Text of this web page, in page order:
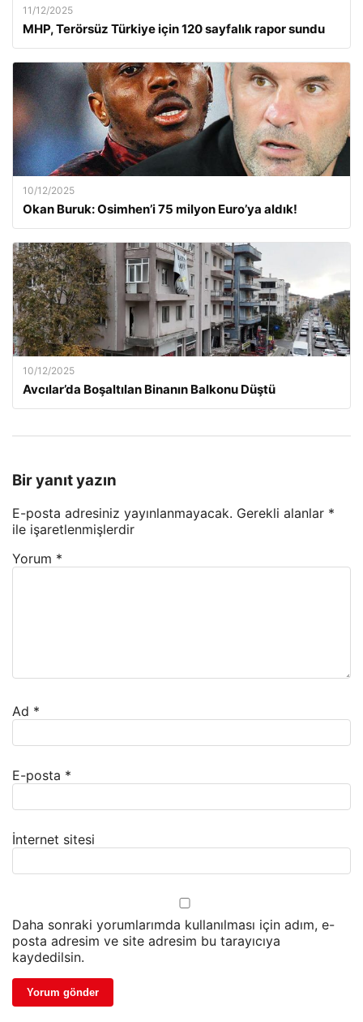
11/12/2025
MHP, Terörsüz Türkiye için 120 sayfalık rapor sundu
10/12/2025
Okan Buruk: Osimhen’i 75 milyon Euro’ya aldık!
10/12/2025
Avcılar’da Boşaltılan Binanın Balkonu Düştü
Bir yanıt yazın
E-posta adresiniz yayınlanmayacak. Gerekli alanlar *
ile işaretlenmişlerdir
Yorum *
Ad *
E-posta *
İnternet sitesi
Daha sonraki yorumlarımda kullanılması için adım, e-
posta adresim ve site adresim bu tarayıcıya
kaydedilsin.